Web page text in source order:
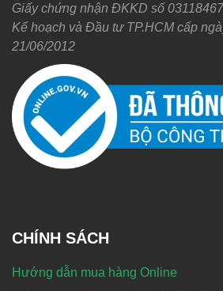
Giấy chứng nhận ĐKKD số
Kế hoạch và Đầu tư TP.HCM cấp
21/06/2012
CHÍNH SÁCH
Hướng dẫn mua hàng Online